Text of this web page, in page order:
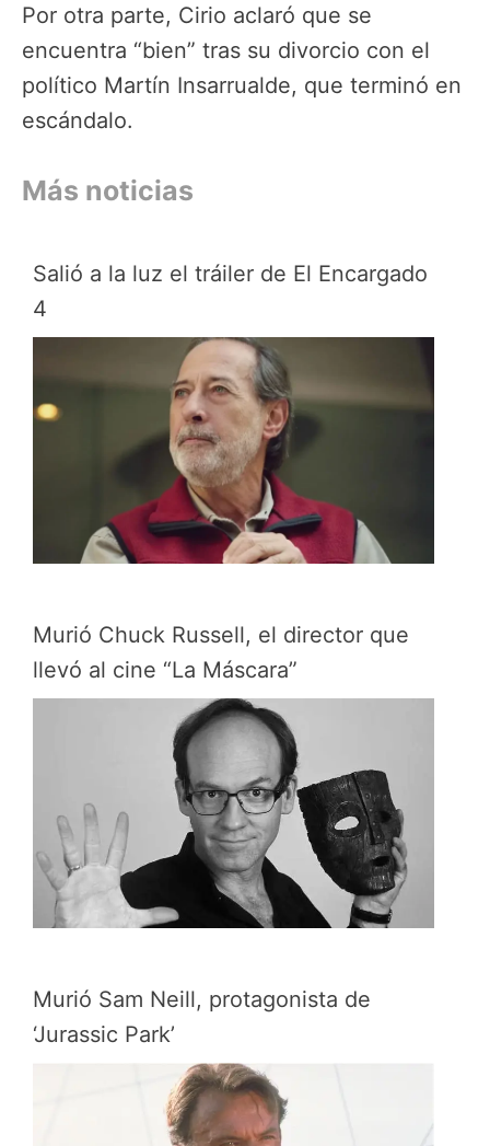
Por otra parte, Cirio aclaró que se
encuentra “bien” tras su divorcio con el
político Martín Insarrualde, que terminó en
escándalo.
Más noticias
Salió a la luz el tráiler de El Encargado
4
Murió Chuck Russell, el director que
llevó al cine “La Máscara”
Murió Sam Neill, protagonista de
‘Jurassic Park’